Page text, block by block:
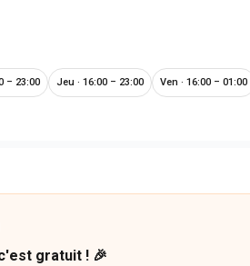
– 23:00 Jeu · 16:00 – 23:00 Ven · 16:00 – 01:00
gratuit ! 🎉